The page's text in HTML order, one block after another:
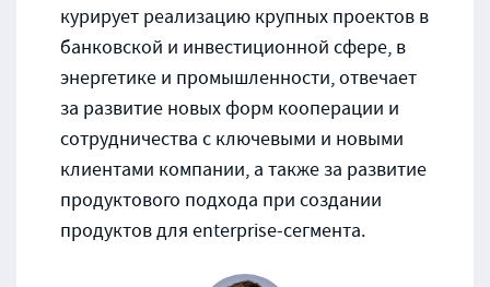
курирует реализацию крупных проектов в
банковской и инвестиционной сфере, в
энергетике и промышленности, отвечает
за развитие новых форм кооперации и
сотрудничества с ключевыми и новыми
клиентами компании, а также за развитие
продуктового подхода при создании
продуктов для enterprise-сегмента.